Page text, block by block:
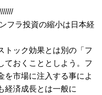
フラ投資の縮小は日本経
ック効果とは別の「フ
ておくこととしよう。フ
を市場に注入する事によ
経済成長とは一般に